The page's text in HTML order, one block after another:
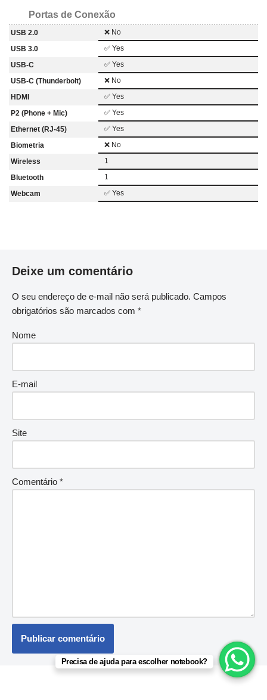
Portas de Conexão
USB 2.0
❌ No
USB 3.0
✅ Yes
USB-C
✅ Yes
USB-C (Thunderbolt)
❌ No
HDMI
✅ Yes
P2 (Phone + Mic)
✅ Yes
Ethernet (RJ-45)
✅ Yes
Biometria
❌ No
Wireless
1
Bluetooth
1
Webcam
✅ Yes
Deixe um comentário
O seu endereço de e-mail não será publicado. Campos
obrigatórios são marcados com *
Nome
E-mail
Site
Comentário *
Precisa de ajuda para escolher notebook?